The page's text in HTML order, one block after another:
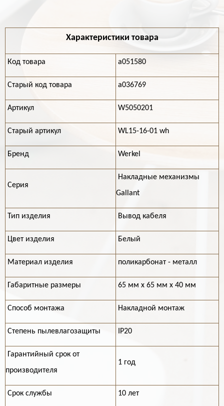
Характеристики товара
Код товара a051580
Старый код товара a036769
Артикул W5050201
Старый артикул WL15-16-01 wh
Бренд Werkel
Серия
Накладные механизмы
Gallant
Тип изделия Вывод кабеля
Цвет изделия Белый
Материал изделия поликарбонат - металл
Габаритные размеры 65 мм х 65 мм х 40 мм
Способ монтажа Накладной монтаж
Степень пылевлагозащиты IP20
Гарантийный срок от
производителя
1 год
Срок службы 10 лет